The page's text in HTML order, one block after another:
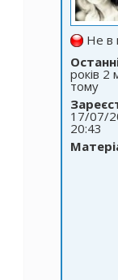
Не в
років 2
тому
17/07/
20:43